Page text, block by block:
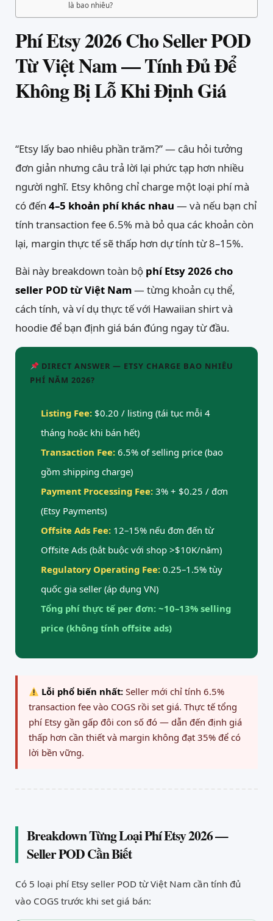
là bao nhiêu?
Phí Etsy 2026 Cho Seller POD
Từ Việt Nam — Tính Đủ Để
Không Bị Lỗ Khi Định Giá
“Etsy lấy bao nhiêu phần trăm?” — câu hỏi tưởng
đơn giản nhưng câu trả lời lại phức tạp hơn nhiều
người nghĩ. Etsy không chỉ charge một loại phí mà
có đến 4–5 khoản phí khác nhau — và nếu bạn chỉ
tính transaction fee 6.5% mà bỏ qua các khoản còn
lại, margin thực tế sẽ thấp hơn dự tính từ 8–15%.
Bài này breakdown toàn bộ phí Etsy 2026 cho
seller POD từ Việt Nam— từng khoản cụ thể,
cách tính, và ví dụ thực tế với Hawaiian shirt và
hoodie để bạn định giá bán đúng ngay từ đầu.
DIRECT ANSWER — ETSY CHARGE BAO NHIÊU
PHÍ NĂM 2026?
Listing Fee: $0.20 / listing (tái tục mỗi 4
tháng hoặc khi bán hết)
Transaction Fee: 6.5% of selling price (bao
gồm shipping charge)
Payment Processing Fee: 3% + $0.25 / đơn
(Etsy Payments)
Offsite Ads Fee: 12–15% nếu đơn đến từ
Offsite Ads (bắt buộc với shop >$10K/năm)
Regulatory Operating Fee: 0.25–1.5% tùy
quốc gia seller (áp dụng VN)
Tổng phí thực tế per đơn: ~10–13% selling
price (không tính offsite ads)
Lỗi phổ biến nhất:Seller mới chỉ tính 6.5%
transaction fee vào COGS rồi set giá. Thực tế tổng
phí Etsy gần gấp đôi con số đó — dẫn đến định giá
thấp hơn cần thiết và margin không đạt 35% để có
lời bền vững.
Breakdown Từng Loại Phí Etsy 2026 —
Seller POD Cần Biết
Có 5 loại phí Etsy seller POD từ Việt Nam cần tính đủ
vào COGS trước khi set giá bán: